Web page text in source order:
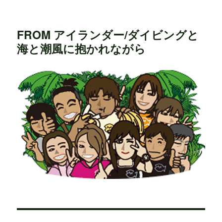
FROM アイランダー/ダイビングと
海と潮風に抱かれながら